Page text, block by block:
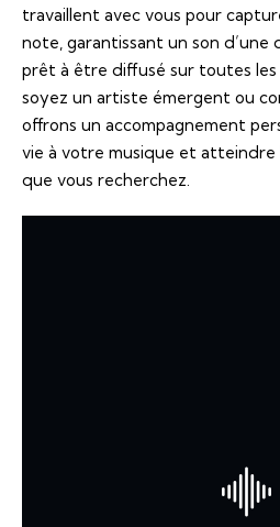
travaillent avec vous pour
note, garantissant un son d’une
prêt à être diffusé sur toutes
soyez un artiste émergent ou
offrons un accompagnement
vie à votre musique et
que vous recherchez.